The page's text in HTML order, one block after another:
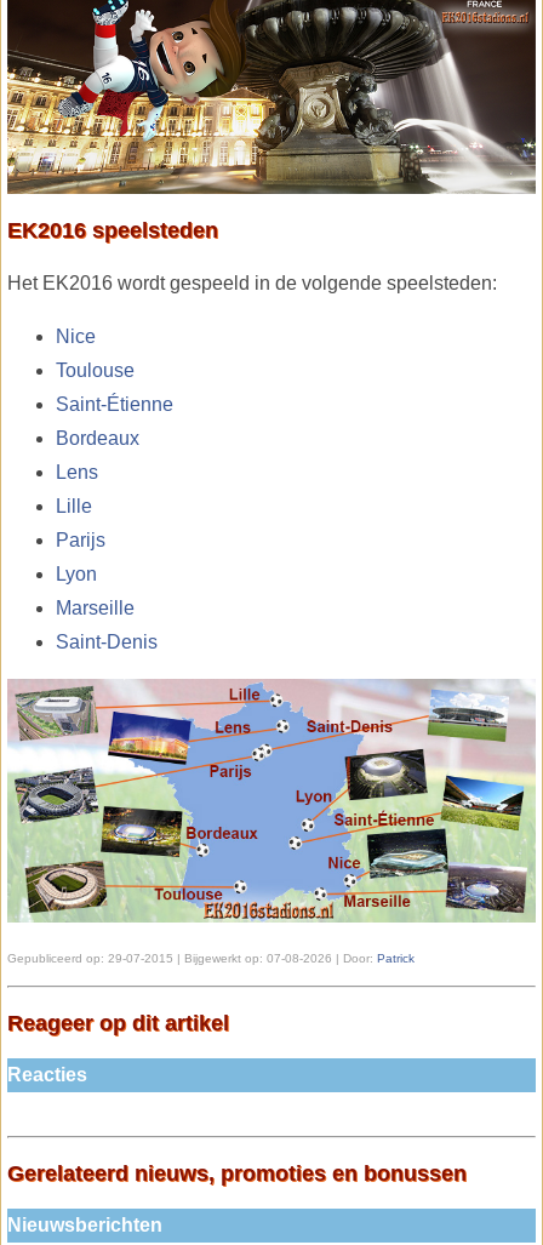
EK2016 speelsteden
Het EK2016 wordt gespeeld in de volgende speelsteden:
Nice
Toulouse
Saint-Étienne
Bordeaux
Lens
Lille
Parijs
Lyon
Marseille
Saint-Denis
Gepubliceerd op: 29-07-2015 | Bijgewerkt op: 07-08-2026 | Door: Patrick
Reageer op dit artikel
Reacties
Gerelateerd nieuws, promoties en bonussen
Nieuwsberichten